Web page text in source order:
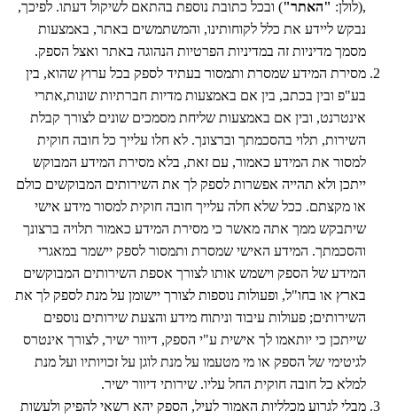
,(לולן: "האתר") ובכל כתובת נוספת בהתאם לשיקול דעתו. לפיכך,
נבקש ליידע את כלל לקוחותינו, והמשתמשים באתר, באמצעות
מסמך מדיניות זה במדיניות הפרטיות הנהוגה באתר ואצל הספק.
מסירת המידע שמסרת ותמסור בעתיד לספק בכל ערוץ שהוא, בין
בע"פ ובין בכתב, בין אם באמצעות מדיות חברתיות שונות,אתרי
אינטרנט, ובין אם באמצעות שליחת מסמכים שונים לצורך קבלת
השירות, תלוי בהסכמתך וברצונך. לא חלו עלייך כל חובה חוקית
למסור את המידע כאמור, עם זאת, בלא מסירת המידע המבוקש
ייתכן ולא תהייה אפשרות לספק לך את השירותים המבוקשים כולם
או מקצתם. ככל שלא חלה עלייך חובה חוקית למסור מידע אישי
שיתבקש ממך אתה מאשר כי מסירת המידע כאמור תלויה ברצונך
והסכמתך. המידע האישי שמסרת ותמסור לספק יישמר במאגרי
המידע של הספק וישמש אותו לצורך אספת השירותים המבוקשים
בארץ או בחו"ל, ופעולות נוספות לצורך יישומן על מנת לספק לך את
השירותים; פעולות עיבוד וניתוח מידע והצעת שירותים נוספים
שייתכן כי יותאמו לך אישית ע"י הספק, דיוור ישיר, לצורך אינטרס
לגיטימי של הספק או מי מטעמו על מנת לוגן על זכויותיו ועל מנת
למלא כל חובה חוקית החל עליו. שירותי דיוור ישיר.
מבלי לגרוע מכלליות האמור לעיל, הספק יהא רשאי להפיק ולעשות